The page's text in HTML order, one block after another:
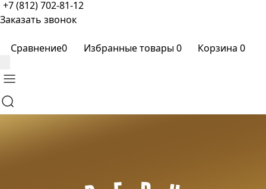
+7 (812) 702-81-12
Заказать звонок
Сравнение0 Избранные товары0 Корзина 0